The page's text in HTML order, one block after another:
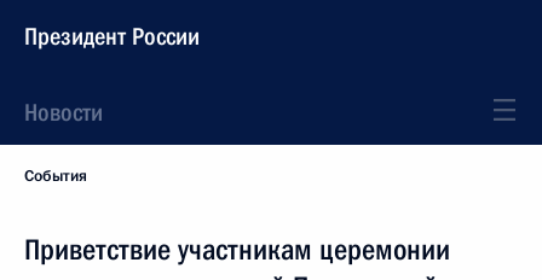
Президент России
Новости
События
Приветствие участникам церемонии